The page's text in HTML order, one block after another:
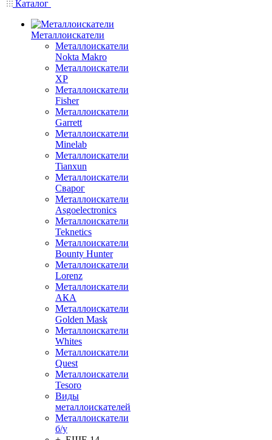
Каталог
Металлоискатели
Металлоискатели
Nokta Makro
Металлоискатели
XP
Металлоискатели
Fisher
Металлоискатели
Garrett
Металлоискатели
Minelab
Металлоискатели
Tianxun
Металлоискатели
Сварог
Металлоискатели
Asgoelectronics
Металлоискатели
Teknetics
Металлоискатели
Bounty Hunter
Металлоискатели
Lorenz
Металлоискатели
АКА
Металлоискатели
Golden Mask
Металлоискатели
Whites
Металлоискатели
Quest
Металлоискатели
Tesoro
Виды
металлоискателей
Металлоискатели
б/у